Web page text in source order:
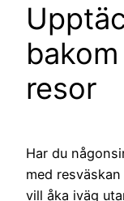
resor
Har du
med
vill åka iväg